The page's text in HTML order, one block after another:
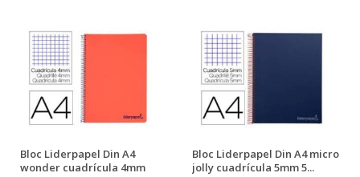
Bloc Liderpapel Din A4
wonder cuadrícula 4mm
Bloc Liderpapel Din A4 micro
jolly cuadrícula 5mm 5...